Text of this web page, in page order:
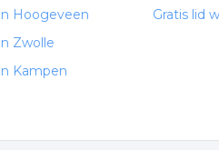
Hoogeveen
Zwolle
Kampen
Gratis lid